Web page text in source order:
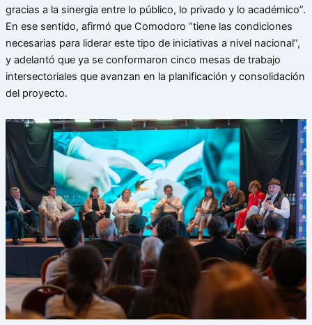
gracias a la sinergia entre lo público, lo privado y lo académico”.
En ese sentido, afirmó que Comodoro “tiene las condiciones
necesarias para liderar este tipo de iniciativas a nivel nacional”,
y adelantó que ya se conformaron cinco mesas de trabajo
intersectoriales que avanzan en la planificación y consolidación
del proyecto.